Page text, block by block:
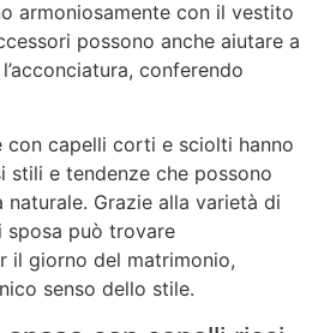
armoniosamente con il vestito
possono anche aiutare a
conferendo
con capelli corti e sciolti hanno
stili e tendenze che possono
Grazie alla varietà di
può trovare
il giorno del matrimonio,
senso dello stile.